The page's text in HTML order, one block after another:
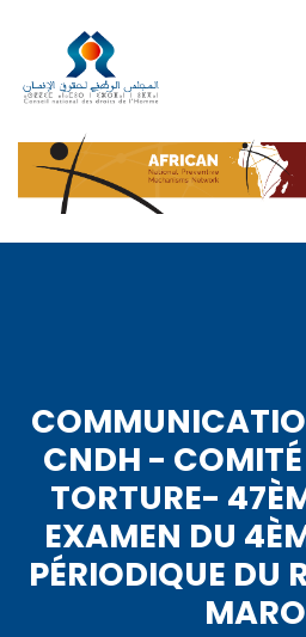
au
contenu
principal
CNDH -
TORTURE-
EXAMEN DU
PÉRIODIQUE DU